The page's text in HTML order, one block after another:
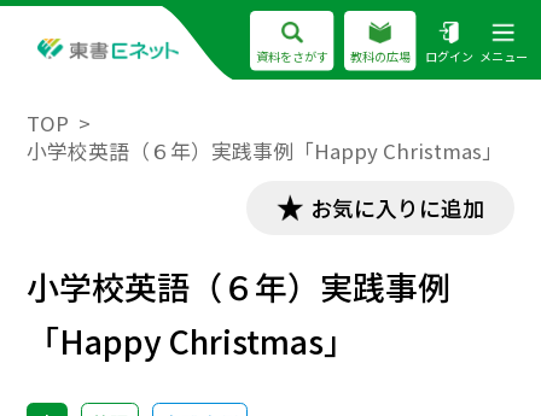
資料をさがす 教科の広場 ログイン メニュー
TOP
小学校英語（６年）実践事例「Happy Christmas」
お気に入りに追加
小学校英語（６年）実践事例
「Happy Christmas」